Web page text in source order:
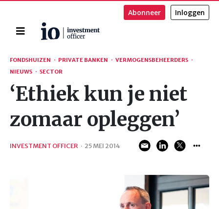
Home
Abonneer Inloggen
Zoeken
FONDSHUIZEN · PRIVATE BANKEN · VERMOGENSBEHEERDERS ·
NIEUWS · SECTOR
‘Ethiek kun je niet
zomaar opleggen’
INVESTMENT OFFICER · 25 MEI 2014